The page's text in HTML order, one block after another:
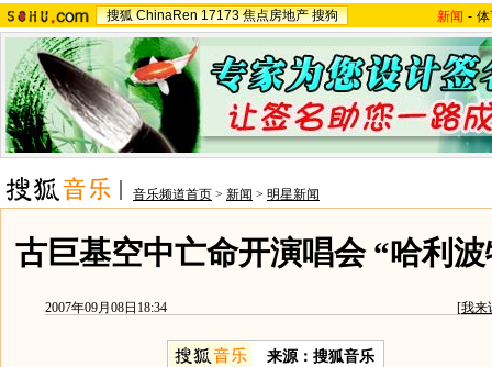
搜狐 ChinaRen 17173 焦点房地产 搜狗 新闻 -
音乐频道首页 > 新闻 > 明星新闻
古巨基空中亡命开演唱会 “哈利
2007年09月08日18:34 [我来
来源：搜狐音乐